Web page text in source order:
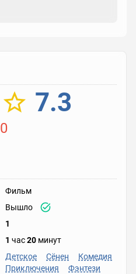
7.3
0
Фильм
Вышло
1
1 час20 минут
Детское Сёнен
Комедия
Приключения
Фэнтези